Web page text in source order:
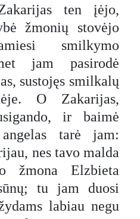
ten įėjo,
žmonių stovėjo
smilkymo
jam pasirodė
sustojęs smilkalų
O Zakarijas,
ir baimė
tarė jam:
nes tavo malda
žmona Elzbieta
tu jam duosi
labiau negu